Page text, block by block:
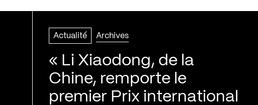
Actualité Archives
« Li Xiaodong, de la
Chine, remporte le
premier Prix international